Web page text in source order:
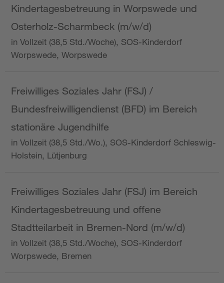
Kindertagesbetreuung in Worpswede und
Osterholz-Scharmbeck (m/w/d)
in Vollzeit (38,5 Std./Woche), SOS-Kinderdorf
Worpswede, Worpswede
Freiwilliges Soziales Jahr (FSJ) /
Bundesfreiwilligendienst (BFD) im Bereich
stationäre Jugendhilfe
in Vollzeit (38,5 Std./Wo.), SOS-Kinderdorf Schleswig-
Holstein, Lütjenburg
Freiwilliges Soziales Jahr (FSJ) im Bereich
Kindertagesbetreuung und offene
Stadtteilarbeit in Bremen-Nord (m/w/d)
in Vollzeit (38,5 Std./Woche), SOS-Kinderdorf
Worpswede, Bremen